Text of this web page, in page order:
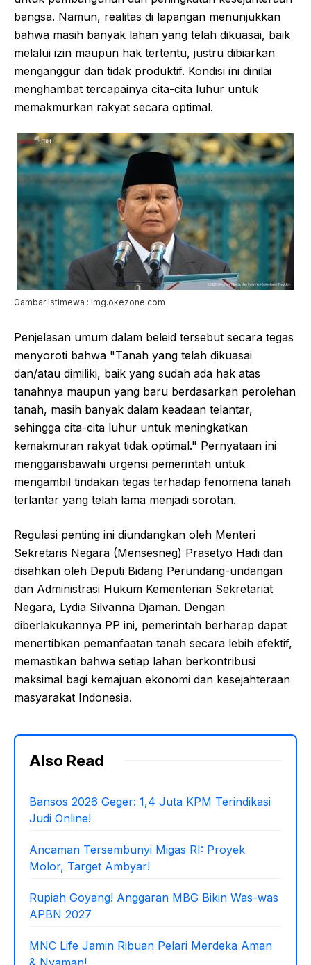
bangsa. Namun, realitas di lapangan menunjukkan
bahwa masih banyak lahan yang telah dikuasai, baik
melalui izin maupun hak tertentu, justru dibiarkan
menganggur dan tidak produktif. Kondisi ini dinilai
menghambat tercapainya cita-cita luhur untuk
memakmurkan rakyat secara optimal.
Gambar Istimewa : img.okezone.com
Penjelasan umum dalam beleid tersebut secara tegas
menyoroti bahwa "Tanah yang telah dikuasai
dan/atau dimiliki, baik yang sudah ada hak atas
tanahnya maupun yang baru berdasarkan perolehan
tanah, masih banyak dalam keadaan telantar,
sehingga cita-cita luhur untuk meningkatkan
kemakmuran rakyat tidak optimal." Pernyataan ini
menggarisbawahi urgensi pemerintah untuk
mengambil tindakan tegas terhadap fenomena tanah
terlantar yang telah lama menjadi sorotan.
Regulasi penting ini diundangkan oleh Menteri
Sekretaris Negara (Mensesneg) Prasetyo Hadi dan
disahkan oleh Deputi Bidang Perundang-undangan
dan Administrasi Hukum Kementerian Sekretariat
Negara, Lydia Silvanna Djaman. Dengan
diberlakukannya PP ini, pemerintah berharap dapat
menertibkan pemanfaatan tanah secara lebih efektif,
memastikan bahwa setiap lahan berkontribusi
maksimal bagi kemajuan ekonomi dan kesejahteraan
masyarakat Indonesia.
Also Read
Bansos 2026 Geger: 1,4 Juta KPM Terindikasi
Judi Online!
Ancaman Tersembunyi Migas RI: Proyek
Molor, Target Ambyar!
Rupiah Goyang! Anggaran MBG Bikin Was-was
APBN 2027
MNC Life Jamin Ribuan Pelari Merdeka Aman
& Nyaman!